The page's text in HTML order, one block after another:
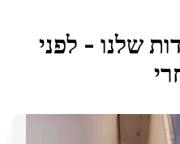
שלנו - לפני